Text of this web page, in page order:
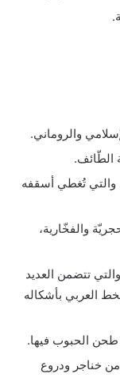
والروماني.
الطّائف.
والتي تُغطي أسقفه
والفخّارية،
تتضمن العديد
العربي بأشكاله
طحن الحبوب فيها.
من خناجر ودروع